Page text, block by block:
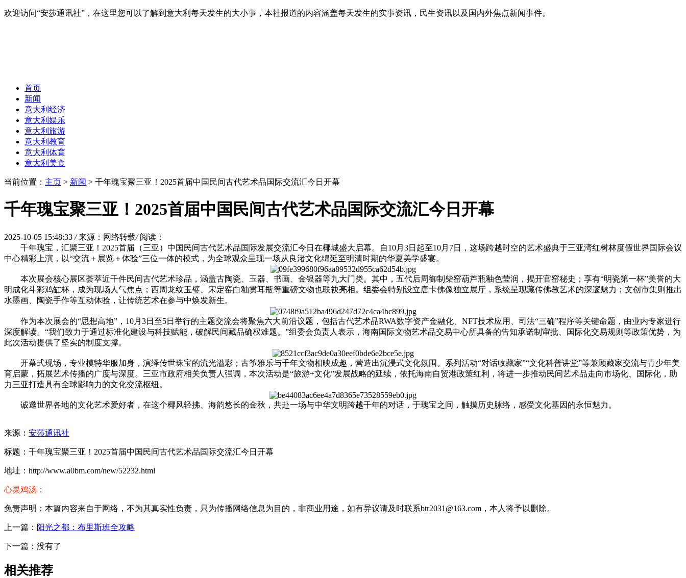
欢迎访问“安莎通讯社”，在这里您可以了解到意大利每天发生的大小事，本社报道的内容涵盖每天发生的实事资讯，民生资讯以及国内外焦点新闻事件。
首页
新闻
意大利经济
意大利娱乐
意大利旅游
意大利教育
意大利体育
意大利美食
当前位置： 主页 > 新闻 > 千年瑰宝聚三亚！2025首届中国民间古代艺术品国际交流汇今日开幕
千年瑰宝聚三亚！2025首届中国民间古代艺术品国际交流汇今日开幕
2025-10-05 15:48:33 / 来源：网络转载/ 阅读：
千年瑰宝，汇聚三亚！2025首届（三亚）中国民间古代艺术品国际发展交流汇今日在椰城盛大启幕。自10月3日起至10月7日，这场跨越时空的艺术盛典于三亚湾红树林度假世界国际会议
中心精彩上演，以“交流＋展览＋体验”三位一体的模式，为全球观众呈现一场从良渚文化绵延至明清时期的华夏美学盛宴。
本次展会核心展区荟萃近千件民间古代艺术珍品，涵盖古陶瓷、玉器、书画、金银器等九大门类。其中，五代后周御制柴窑葫芦瓶釉色莹润，揭开官窑秘史；享有“明瓷第一杯”美誉的大
明成化斗彩鸡缸杯，成为现场人气焦点；西周龙纹玉璧、宋定窑白釉贯耳瓶等重磅文物也联袂亮相。组委会特别设立唐卡佛像独立展厅，系统呈现藏传佛教艺术的深邃魅力；文创市集则推出
水墨画、陶瓷手作等互动体验，让传统艺术在参与中焕发新生。
作为本次展会的“思想高地”，10月3日至5日举行的主题交流会将聚焦六大前沿议题，包括古代艺术品RWA数字资产金融化、NFT技术应用、司法“三确”程序等关键命题，由业内专家进行
深度解读。“我们致力于通过标准化建设与科技赋能，破解民间藏品确权难题。”组委会负责人表示，海南国际文物艺术品交易中心所具备的告知承诺制审批、国际化交易规则等政策优势，为
此次活动提供了坚实的制度支撑。
开幕式现场，专业模特华服加身，演绎传世珠宝的流光溢彩；古筝雅乐与千年文物相映成趣，营造出沉浸式文化氛围。系列活动“对话收藏家”“文化科普讲堂”等兼顾藏家交流与青少年美
育启蒙，拓展艺术传播的广度与深度。三亚市政府相关负责人强调，本次活动是“旅游+文化”发展战略的延续，依托海南自贸港政策红利，将进一步推动民间艺术品走向市场化、国际化，助
力三亚打造具有全球影响力的文化交流枢纽。
诚邀世界各地的文化艺术爱好者，在这个椰风轻拂、海韵悠长的金秋，共赴一场与中华文明跨越千年的对话，于瑰宝之间，触摸历史脉络，感受文化基因的永恒魅力。
来源： 安莎通讯社
标题：千年瑰宝聚三亚！2025首届中国民间古代艺术品国际交流汇今日开幕
地址：http://www.a0bm.com/new/52232.html
心灵鸡汤：
免责声明：本篇内容来自于网络，不为其真实性负责，只为传播网络信息为目的，非商业用途，如有异议请及时联系btr2031@163.com，本人将予以删除。
上一篇： 阳光之都：布里斯班全攻略
下一篇：没有了
相关推荐